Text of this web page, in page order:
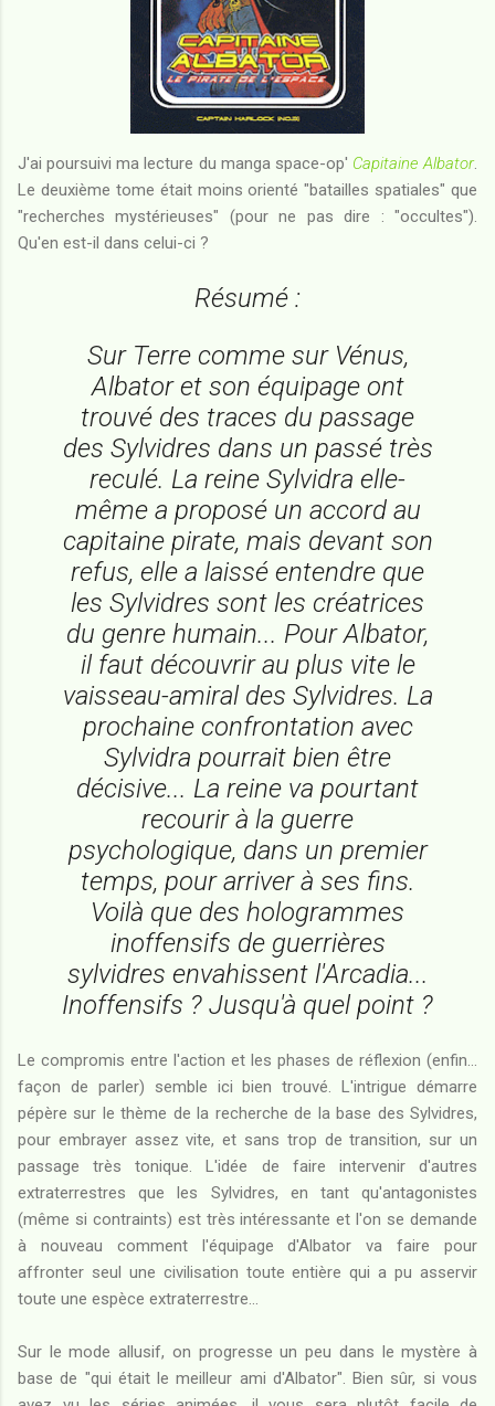
J'ai poursuivi ma lecture du manga space-op' Capitaine Albator.
Le deuxième tome était moins orienté "batailles spatiales" que
"recherches mystérieuses" (pour ne pas dire : "occultes").
Qu'en est-il dans celui-ci ?
Résumé :
Sur Terre comme sur Vénus,
Albator et son équipage ont
trouvé des traces du passage
des Sylvidres dans un passé très
reculé. La reine Sylvidra elle-
même a proposé un accord au
capitaine pirate, mais devant son
refus, elle a laissé entendre que
les Sylvidres sont les créatrices
du genre humain... Pour Albator,
il faut découvrir au plus vite le
vaisseau-amiral des Sylvidres. La
prochaine confrontation avec
Sylvidra pourrait bien être
décisive... La reine va pourtant
recourir à la guerre
psychologique, dans un premier
temps, pour arriver à ses fins.
Voilà que des hologrammes
inoffensifs de guerrières
sylvidres envahissent l'Arcadia...
Inoffensifs ? Jusqu'à quel point ?
Le compromis entre l'action et les phases de réflexion (enfin...
façon de parler) semble ici bien trouvé. L'intrigue démarre
pépère sur le thème de la recherche de la base des Sylvidres,
pour embrayer assez vite, et sans trop de transition, sur un
passage très tonique. L'idée de faire intervenir d'autres
extraterrestres que les Sylvidres, en tant qu'antagonistes
(même si contraints) est très intéressante et l'on se demande
à nouveau comment l'équipage d'Albator va faire pour
affronter seul une civilisation toute entière qui a pu asservir
toute une espèce extraterrestre...
Sur le mode allusif, on progresse un peu dans le mystère à
base de "qui était le meilleur ami d'Albator". Bien sûr, si vous